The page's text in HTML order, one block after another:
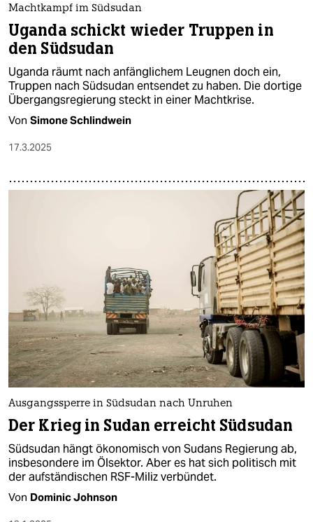
Machtkampf im Südsudan
Uganda schickt wieder Truppen in
den Südsudan
Uganda räumt nach anfänglichem Leugnen doch ein,
Truppen nach Südsudan entsendet zu haben. Die dortige
Übergangsregierung steckt in einer Machtkrise.
Von Simone Schlindwein
17.3.2025
Ausgangssperre in Südsudan nach Unruhen
Der Krieg in Sudan erreicht Südsudan
Südsudan hängt ökonomisch von Sudans Regierung ab,
insbesondere im Ölsektor. Aber es hat sich politisch mit
der aufständischen RSF-Miliz verbündet.
Von Dominic Johnson